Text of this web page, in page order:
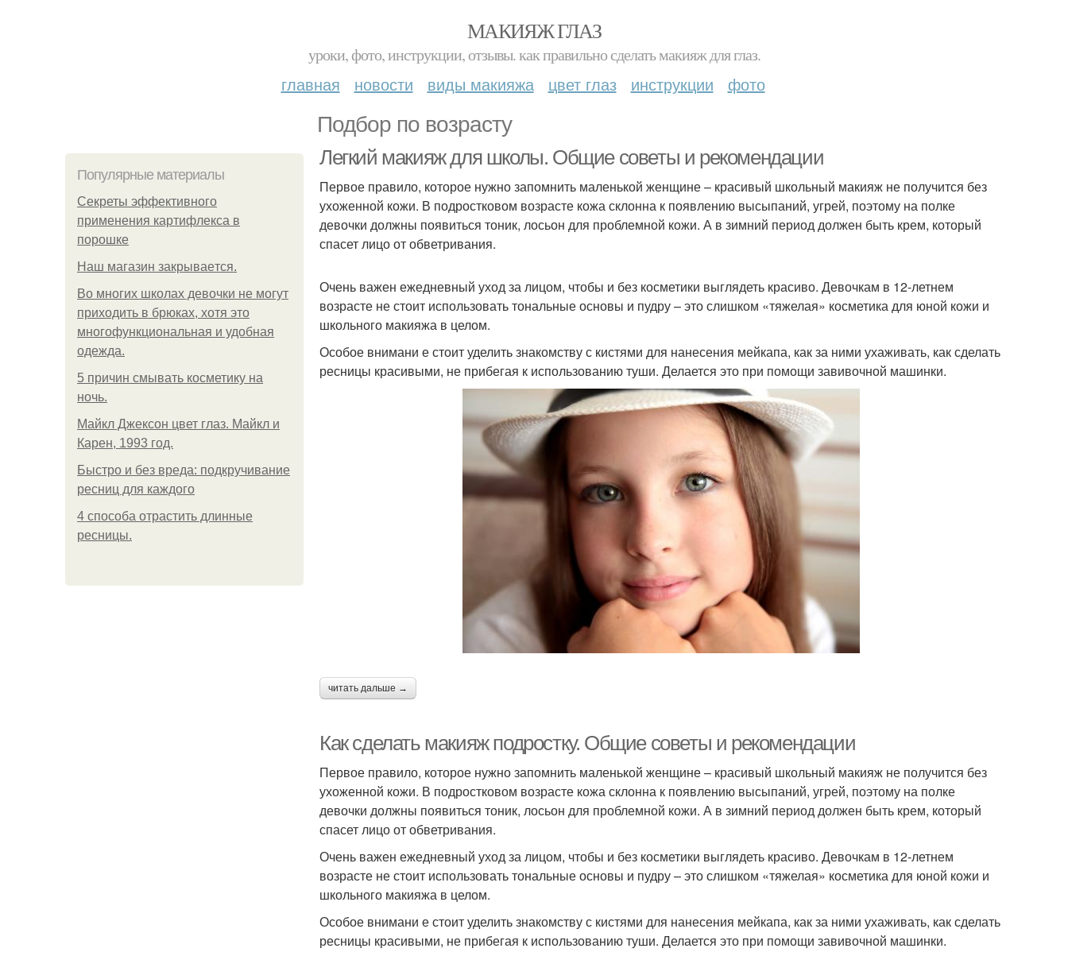
МАКИЯЖ ГЛАЗ
уроки, фото, инструкции, отзывы. как правильно сделать макияж для глаз.
главная новости виды макияжа цвет глаз инструкции фото
Подбор по возрасту
Популярные материалы
Секреты эффективного
применения картифлекса в
порошке
Нaш магaзин зaкрывaeтся.
Во многих школах девочки не могут
приходить в брюках, хотя это
многофункциональная и удобная
одежда.
5 причин смывать косметику на
ночь.
Майкл Джексон цвет глаз. Майкл и
Карен, 1993 год.
Быстро и без вреда: подкручивание
ресниц для каждого
4 способа отрастить длинные
ресницы.
Легкий макияж для школы. Общие советы и рекомендации
Первое правило, которое нужно запомнить маленькой женщине – красивый школьный макияж не получится без
ухоженной кожи. В подростковом возрасте кожа склонна к появлению высыпаний, угрей, поэтому на полке
девочки должны появиться тоник, лосьон для проблемной кожи. А в зимний период должен быть крем, который
спасет лицо от обветривания.
Очень важен ежедневный уход за лицом, чтобы и без косметики выглядеть красиво. Девочкам в 12-летнем
возрасте не стоит использовать тональные основы и пудру – это слишком «тяжелая» косметика для юной кожи и
школьного макияжа в целом.
Особое внимани е стоит уделить знакомству с кистями для нанесения мейкапа, как за ними ухаживать, как сделать
ресницы красивыми, не прибегая к использованию туши. Делается это при помощи завивочной машинки.
читать дальше →
Как сделать макияж подростку. Общие советы и рекомендации
Первое правило, которое нужно запомнить маленькой женщине – красивый школьный макияж не получится без
ухоженной кожи. В подростковом возрасте кожа склонна к появлению высыпаний, угрей, поэтому на полке
девочки должны появиться тоник, лосьон для проблемной кожи. А в зимний период должен быть крем, который
спасет лицо от обветривания.
Очень важен ежедневный уход за лицом, чтобы и без косметики выглядеть красиво. Девочкам в 12-летнем
возрасте не стоит использовать тональные основы и пудру – это слишком «тяжелая» косметика для юной кожи и
школьного макияжа в целом.
Особое внимани е стоит уделить знакомству с кистями для нанесения мейкапа, как за ними ухаживать, как сделать
ресницы красивыми, не прибегая к использованию туши. Делается это при помощи завивочной машинки.